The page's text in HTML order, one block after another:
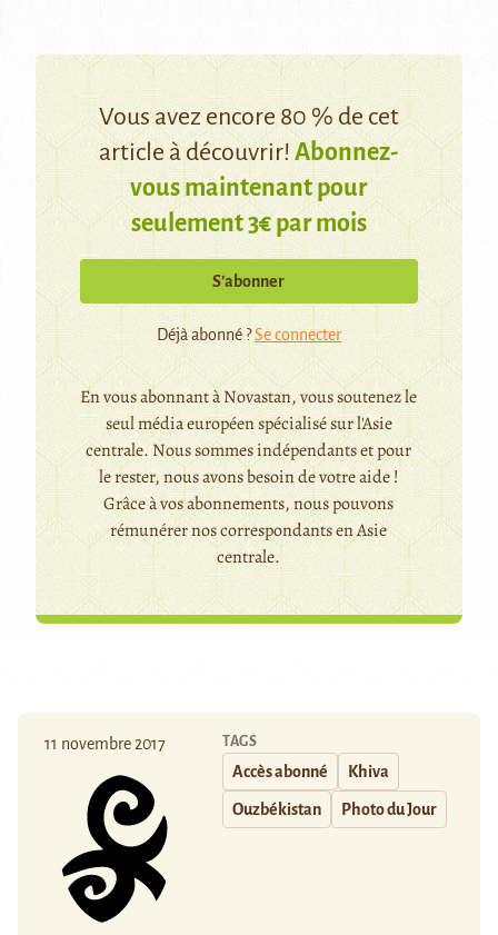
Vous avez encore 80 % de cet
article à découvrir!Abonnez-
vous maintenant pour
seulement 3€ par mois
S’abonner
Déjà abonné ?Se connecter
En vous abonnant à Novastan, vous soutenez le
seul média européen spécialisé sur l'Asie
centrale. Nous sommes indépendants et pour
le rester, nous avons besoin de votre aide !
Grâce à vos abonnements, nous pouvons
rémunérer nos correspondants en Asie
centrale.
11 novembre 2017 TAGS
Accès abonné Khiva
Ouzbékistan Photo du Jour